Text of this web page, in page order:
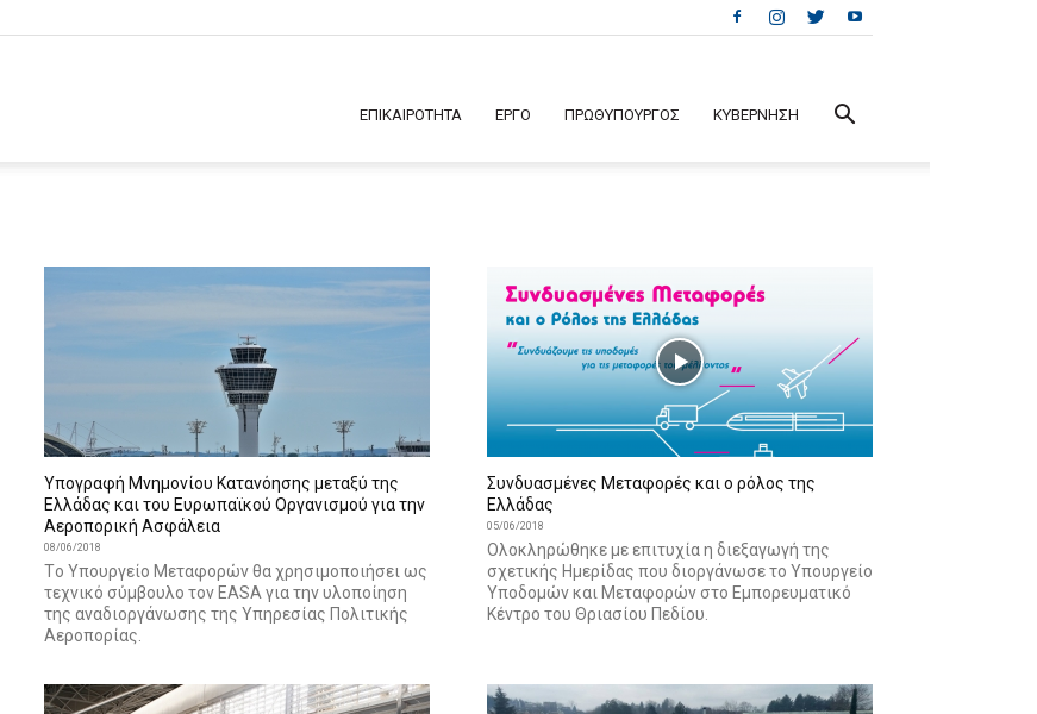
ΕΠΙΚΑΙΡΟΤΗΤΑ ΕΡΓΟ ΠΡΩΘΥΠΟΥΡΓΟΣ ΚΥΒΕΡΝΗΣΗ
Υπογραφή Μνημονίου Κατανόησης μεταξύ της
Ελλάδας και του Ευρωπαϊκού Οργανισμού για την
Αεροπορική Ασφάλεια
08/06/2018
Tο Υπουργείο Μεταφορών θα χρησιμοποιήσει ως
τεχνικό σύμβουλο τον EASA για την υλοποίηση
της αναδιοργάνωσης της Υπηρεσίας Πολιτικής
Αεροπορίας.
Συνδυασμένες Μεταφορές και ο ρόλος της
Ελλάδας
05/06/2018
Ολοκληρώθηκε με επιτυχία η διεξαγωγή της
σχετικής Ημερίδας που διοργάνωσε το Υπουργείο
Υποδομών και Μεταφορών στο Εμπορευματικό
Κέντρο του Θριασίου Πεδίου.